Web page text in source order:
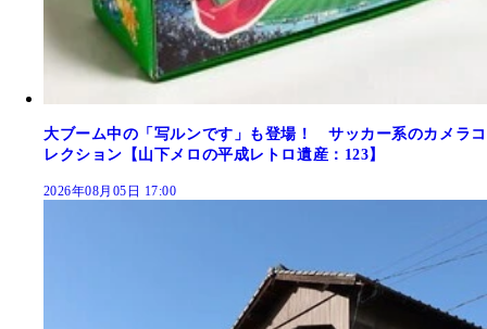
大ブーム中の「写ルンです」も登場！ サッカー系のカメラコ
レクション【山下メロの平成レトロ遺産：123】
2026年08月05日 17:00